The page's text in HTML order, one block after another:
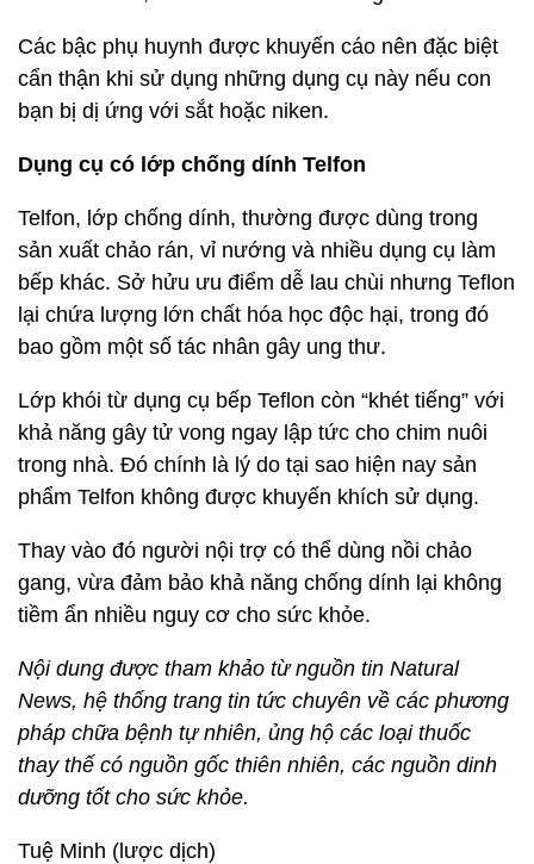
Các bậc phụ huynh được khuyến cáo nên đặc biệt
cẩn thận khi sử dụng những dụng cụ này nếu con
bạn bị dị ứng với sắt hoặc niken.
Dụng cụ có lớp chống dính Telfon
Telfon, lớp chống dính, thường được dùng trong
sản xuất chảo rán, vỉ nướng và nhiều dụng cụ làm
bếp khác. Sở hửu ưu điểm dễ lau chùi nhưng Teflon
lại chứa lượng lớn chất hóa học độc hại, trong đó
bao gồm một số tác nhân gây ung thư.
Lớp khói từ dụng cụ bếp Teflon còn “khét tiếng” với
khả năng gây tử vong ngay lập tức cho chim nuôi
trong nhà. Đó chính là lý do tại sao hiện nay sản
phẩm Telfon không được khuyến khích sử dụng.
Thay vào đó người nội trợ có thể dùng nồi chảo
gang, vừa đảm bảo khả năng chống dính lại không
tiềm ẩn nhiều nguy cơ cho sức khỏe.
Nội dung được tham khảo từ nguồn tin Natural
News, hệ thống trang tin tức chuyên về các phương
pháp chữa bệnh tự nhiên, ủng hộ các loại thuốc
thay thế có nguồn gốc thiên nhiên, các nguồn dinh
dưỡng tốt cho sức khỏe.
Tuệ Minh (lược dịch)